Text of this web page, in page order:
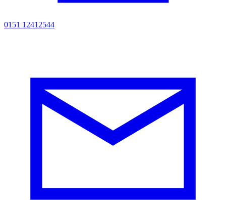
0151 12412544